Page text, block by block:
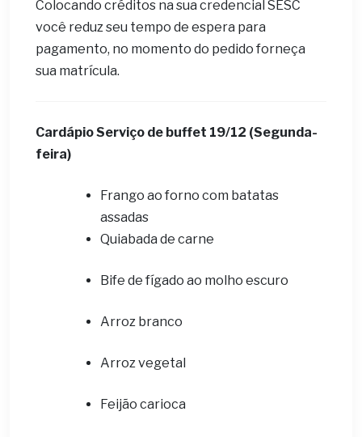
Colocando créditos na sua credencial SESC
você reduz seu tempo de espera para
pagamento, no momento do pedido forneça
sua matrícula.
Cardápio ​Serviço de buffet 19/12 (Segunda-
feira)
Frango ao forno com batatas
assadas
Quiabada de carne
Bife de fígado ao molho escuro
Arroz branco
Arroz vegetal
Feijão carioca